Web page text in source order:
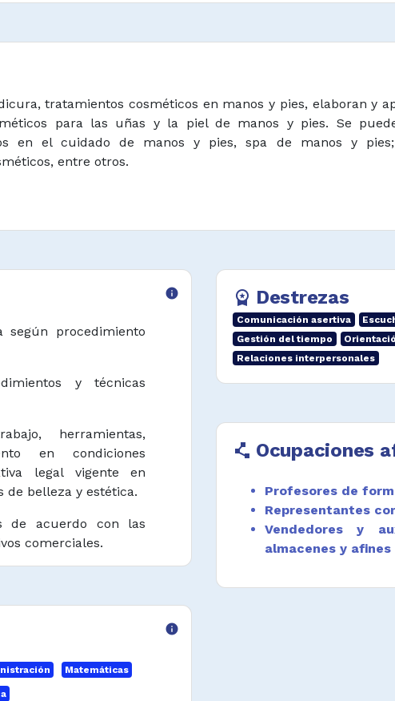
tratamientos cosméticos en manos y pies, elaboran y
para las uñas y la piel de manos y pies. Se
en el cuidado de manos y pies, spa de manos y
entre otros.
info
procedimiento
y técnicas
herramientas,
en condiciones
legal vigente en
de belleza y estética.
de acuerdo con las
comerciales.
saludables en los
y recibir pagos
info
Matemáticas
workspace_premium Destrezas
Comunicación asertiva
Gestión del tiempo
Relaciones interpersonales
polyline Ocupaciones
Profesores de
Representantes
Vendedores y
almacenes y afines